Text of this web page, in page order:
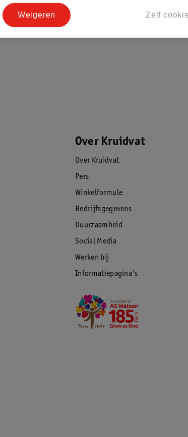
Over Kruidvat
Over Kruidvat
Pers
Winkelformule
Bedrijfsgegevens
Duurzaamheid
Social Media
Werken bij
Informatiepagina's
Zelf
Weigeren